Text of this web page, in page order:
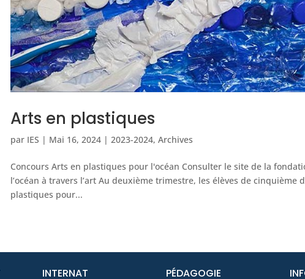
Arts en plastiques
par IES | Mai 16, 2024| 2023-2024, Archives
Concours Arts en plastiques pour l'océan Consulter le site de la
l’océan à travers l’art Au deuxième trimestre, les élèves de
plastiques pour...
INTERNAT PÉDAGOGIE